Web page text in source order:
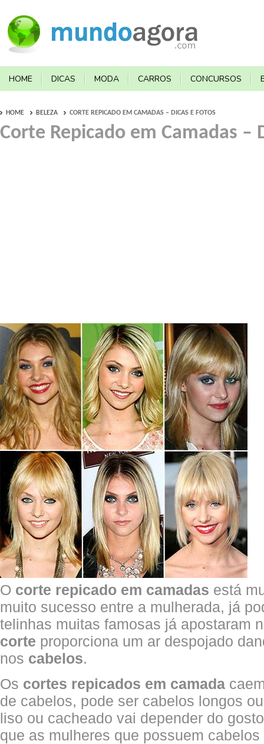
HOME DICAS MODA CARROS CONCURSOS
HOME BELEZA CORTE REPICADO EM CAMADAS – DICAS E FOTOS
Corte Repicado em Camadas –
O corte repicado em camadas está
muito sucesso entre a mulherada, já
telinhas muitas famosas já apostaram
corte proporciona um ar despojado
nos cabelos.
Os cortes repicados em camada
de cabelos, pode ser cabelos longos
liso ou cacheado vai depender do
que as mulheres que possuem